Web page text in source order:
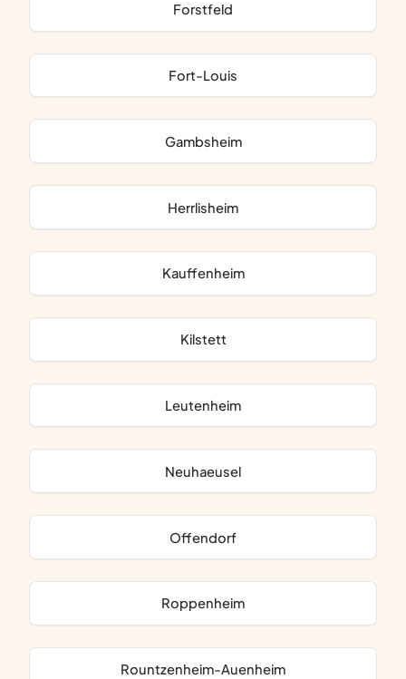
Forstfeld
Fort-Louis
Gambsheim
Herrlisheim
Kauffenheim
Kilstett
Leutenheim
Neuhaeusel
Offendorf
Roppenheim
Rountzenheim-Auenheim